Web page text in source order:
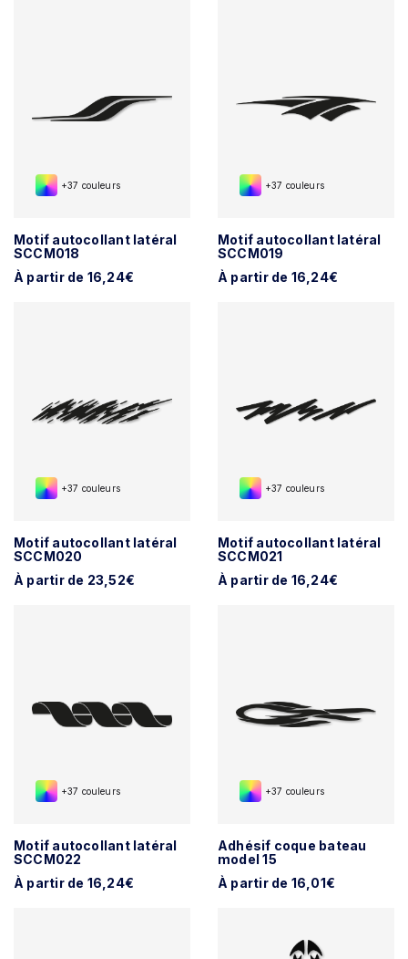
+37 couleurs
Motif autocollant latéral
SCCM018
À partir de 16,24€
+37 couleurs
Motif autocollant latéral
SCCM019
À partir de 16,24€
+37 couleurs
Motif autocollant latéral
SCCM020
À partir de 23,52€
+37 couleurs
Motif autocollant latéral
SCCM021
À partir de 16,24€
+37 couleurs
Motif autocollant latéral
SCCM022
À partir de 16,24€
+37 couleurs
Adhésif coque bateau
model 15
À partir de 16,01€